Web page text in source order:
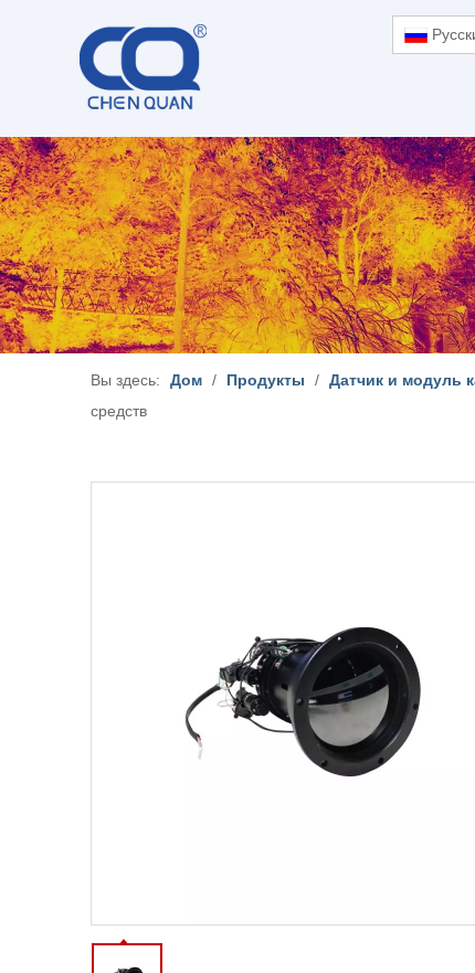
Вы здесь: Дом / Продукты / Датчик и модуль
средств